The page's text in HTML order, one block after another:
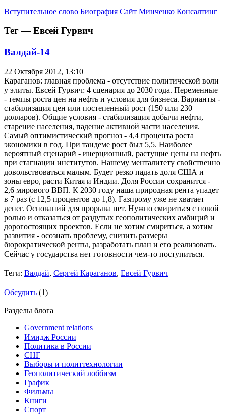
Вступительное слово Биография Сайт Минченко Консалтинг
Тег — Евсей Гурвич
Валдай-14
22 Октября 2012, 13:10
Караганов: главная проблема - отсутствие политической воли
у элиты. Евсей Гурвич: 4 сценария до 2030 года. Переменные
- темпы роста цен на нефть и условия для бизнеса. Варианты -
стабилизация цен или постепенный рост (150 или 230
долларов). Общие условия - стабилизация добычи нефти,
старение населения, падение активной части населения.
Самый оптимистический прогноз - 4,4 процента роста
экономики в год. При тандеме рост был 5,5. Наиболее
вероятный сценарий - инерционный, растущие цены на нефть
при стагнации институтов. Нашему менталитету свойственно
довольствоваться малым. Будет резко падать доля США и
зоны евро, расти Китая и Индии. Доля России сохранится -
2,6 мирового ВВП. К 2030 году наша природная рента упадет
в 7 раз (с 12,5 процентов до 1,8). Газпрому уже не хватает
денег. Оснований для прорыва нет. Нужно смириться с новой
ролью и отказаться от раздутых геополитических амбиций и
дорогостоящих проектов. Если не хотим смириться, а хотим
развития - осознать проблему, снизить размеры
бюрократической ренты, разработать план и его реализовать.
Сейчас у государства нет готовности чем-то поступиться.
Теги: Валдай, Сергей Караганов, Евсей Гурвич
Обсудить (1)
Разделы блога
Government relations
Имидж России
Политика в России
СНГ
Выборы и политтехнологии
Геополитический лоббизм
График
Фильмы
Книги
Спорт